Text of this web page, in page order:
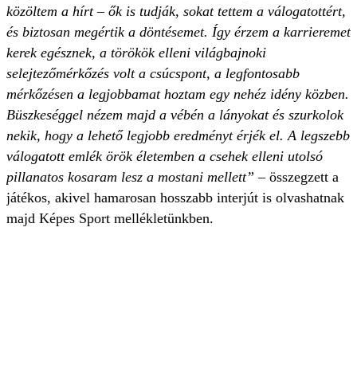
közöltem a hírt – ők is tudják, sokat tettem a válogatottért,
és biztosan megértik a döntésemet. Így érzem a karrieremet
kerek egésznek, a törökök elleni világbajnoki
selejtezőmérkőzés volt a csúcspont, a legfontosabb
mérkőzésen a legjobbamat hoztam egy nehéz idény közben.
Büszkeséggel nézem majd a vébén a lányokat és szurkolok
nekik, hogy a lehető legjobb eredményt érjék el. A legszebb
válogatott emlék örök életemben a csehek elleni utolsó
pillanatos kosaram lesz a mostani mellett” – összegzett a
játékos, akivel hamarosan hosszabb interjút is olvashatnak
majd Képes Sport mellékletünkben.